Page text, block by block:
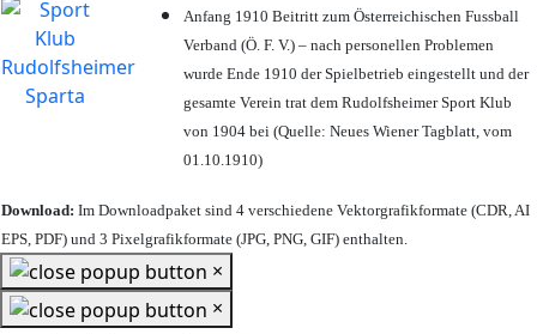
Anfang 1910 Beitritt zum Österreichischen Fussball
Verband (Ö. F. V.) – nach personellen Problemen
wurde Ende 1910 der Spielbetrieb eingestellt und der
gesamte Verein trat dem Rudolfsheimer Sport Klub
von 1904 bei (Quelle: Neues Wiener Tagblatt, vom
01.10.1910)
Download: Im Downloadpaket sind 4 verschiedene Vektorgrafikformate (CDR, AI
EPS, PDF) und 3 Pixelgrafikformate (JPG, PNG, GIF) enthalten.
×
×